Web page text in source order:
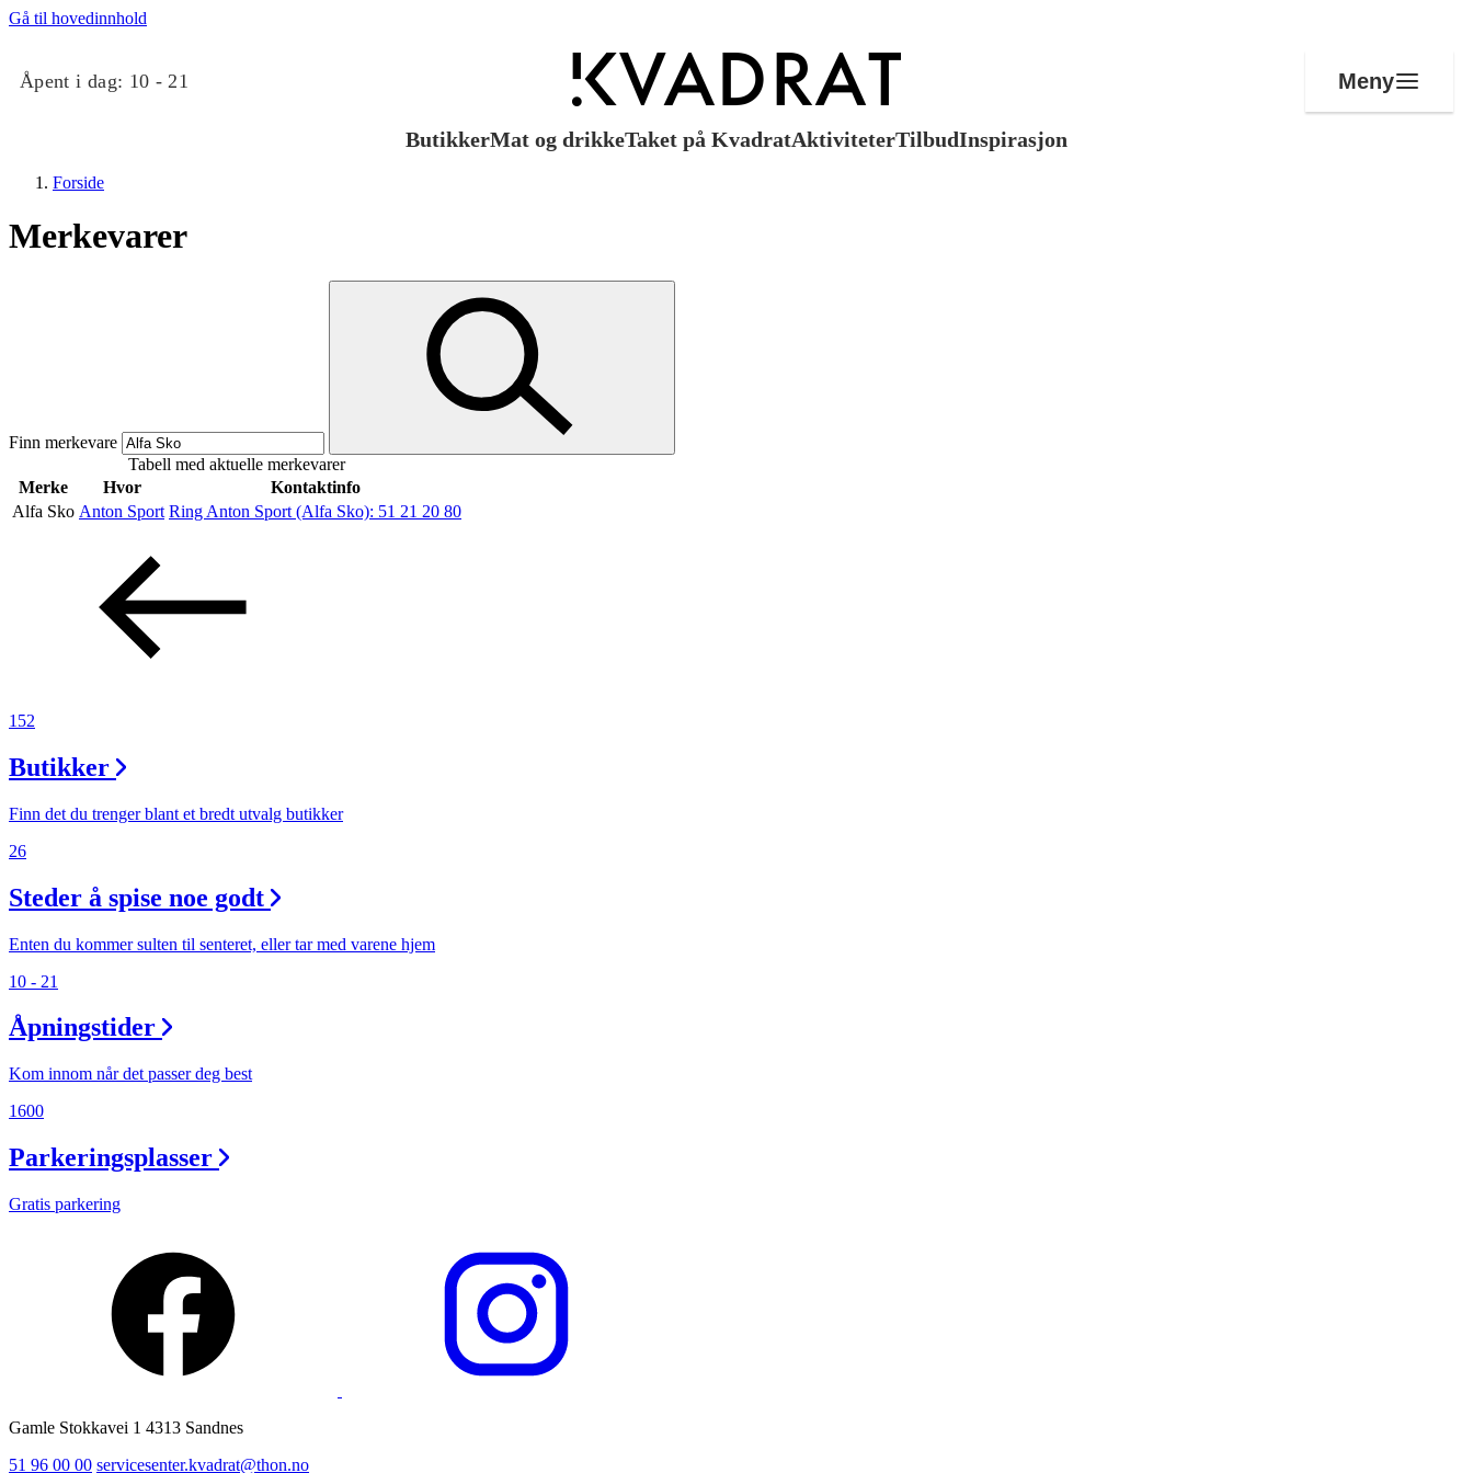
Gå til hovedinnhold
Åpent i dag: 10 - 21 Meny
ButikkerMat og drikkeTaket på KvadratAktiviteterTilbudInspirasjon
Mat og drikke
Taket på Kvadrat
Aktiviteter
Tilbud
Søk
Åpningstider
Praktisk informasjon
Magasin
Forside
Merkevarer
Finn merkevare
Tabell med aktuelle merkevarer
Merke
Hvor
Kontaktinfo
Alfa Sko Anton Sport Ring Anton Sport (Alfa Sko): 51 21 20 80
152
Butikker
Finn det du trenger blant et bredt utvalg butikker
26
Steder å spise noe godt
Enten du kommer sulten til senteret, eller tar med varene hjem
10 - 21
Åpningstider
Kom innom når det passer deg best
1600
Parkeringsplasser
Gratis parkering
Gamle Stokkavei 1 4313 Sandnes
51 96 00 00 servicesenter.kvadrat@thon.no